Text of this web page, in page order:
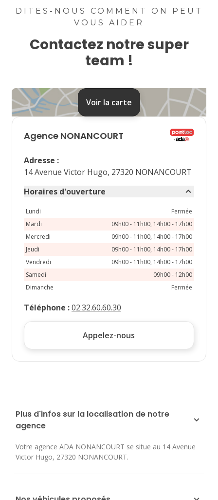
3 4 5 6 7
17 18 19 20
31
septembre 2026
7
14
21 25
28 30
DITES-NOUS COMMENT ON PEUT
VOUS AIDER
Contactez notre super
team !
Voir la carte
Agence NONANCOURT
Adresse :
14 Avenue Victor Hugo, 27320 NONANCOURT
Horaires d'ouverture
Lundi
Fermée
Mardi
09h00 - 11h00, 14h00 - 17h00
Mercredi
09h00 - 11h00, 14h00 - 17h00
Jeudi
09h00 - 11h00, 14h00 - 17h00
Vendredi
09h00 - 11h00, 14h00 - 17h00
Samedi
09h00 - 12h00
Dimanche
Fermée
Téléphone :02.32.60.60.30
Appelez-nous
Plus d'infos sur la localisation de notre
agence
Votre agence ADA NONANCOURT se situe au 14 Avenue
Victor Hugo, 27320 NONANCOURT.